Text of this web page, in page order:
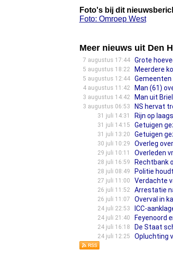
Foto's bij dit
Foto: Omroep West
Meer nieuws uit Den
7 augustus 17:44 Grote
5 augustus 18:22 Meerdere
5 augustus 12:44 Gemeenten
4 augustus 11:42 Man (61)
3 augustus 14:42 Man uit
3 augustus 06:53 NS hervat
31 juli 14:31 Rijn op
31 juli 14:15 Getuigen
31 juli 13:20 Getuigen
30 juli 10:29 Overleg
29 juli 10:11 Overleden
28 juli 16:59 Rechtbank
28 juli 08:49 Politie
27 juli 11:00 Verdachte
26 juli 11:52 Arrestatie
26 juli 11:07 Overval in
24 juli 22:53 ICC-
24 juli 21:40 Feyenoord
24 juli 16:18 De Staat
24 juli 12:25 Opluchting